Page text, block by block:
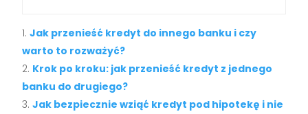
Jak przenieść kredyt do innego banku i czy
warto to rozważyć?
Krok po kroku: jak przenieść kredyt z jednego
banku do drugiego?
Jak bezpiecznie wziąć kredyt pod hipotekę i nie